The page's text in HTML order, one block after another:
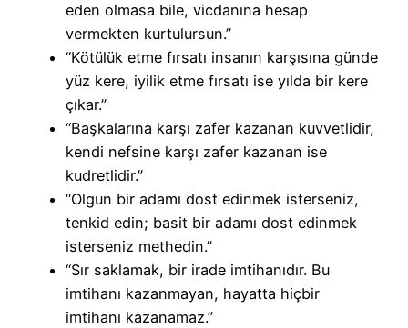
eden olmasa bile, vicdanına hesap
vermekten kurtulursun.”
“Kötülük etme fırsatı insanın karşısına günde
yüz kere, iyilik etme fırsatı ise yılda bir kere
çıkar.”
“Başkalarına karşı zafer kazanan kuvvetlidir,
kendi nefsine karşı zafer kazanan ise
kudretlidir.”
“Olgun bir adamı dost edinmek isterseniz,
tenkid edin; basit bir adamı dost edinmek
isterseniz methedin.”
“Sır saklamak, bir irade imtihanıdır. Bu
imtihanı kazanmayan, hayatta hiçbir
imtihanı kazanamaz.”